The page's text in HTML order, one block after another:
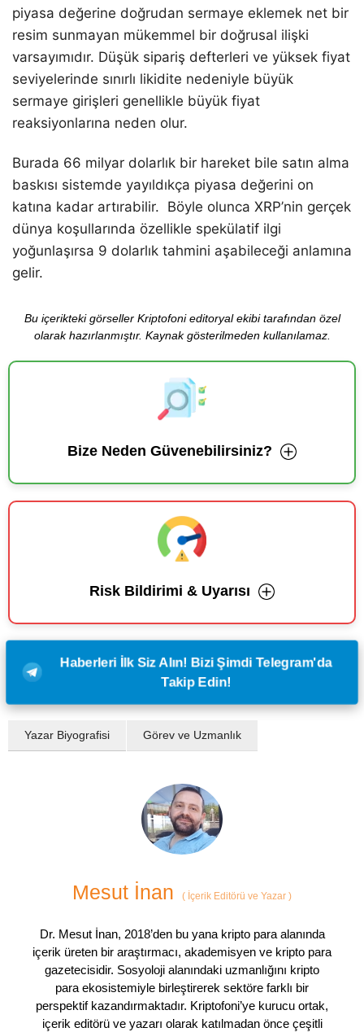
piyasa değerine doğrudan sermaye eklemek net bir
resim sunmayan mükemmel bir doğrusal ilişki
varsayımıdır. Düşük sipariş defterleri ve yüksek fiyat
seviyelerinde sınırlı likidite nedeniyle büyük
sermaye girişleri genellikle büyük fiyat
reaksiyonlarına neden olur.
Burada 66 milyar dolarlık bir hareket bile satın alma
baskısı sistemde yayıldıkça piyasa değerini on
katına kadar artırabilir. Böyle olunca XRP’nin gerçek
dünya koşullarında özellikle spekülatif ilgi
yoğunlaşırsa 9 dolarlık tahmini aşabileceği anlamına
gelir.
Bu içerikteki görseller Kriptofoni editoryal ekibi tarafından özel
olarak hazırlanmıştır. Kaynak gösterilmeden kullanılamaz.
Bize Neden Güvenebilirsiniz?
Risk Bildirimi & Uyarısı
Haberleri İlk Siz Alın! Bizi Şimdi Telegram'da
Takip Edin!
Yazar Biyografisi Görev ve Uzmanlık
Mesut İnan ( İçerik Editörü ve Yazar )
Dr. Mesut İnan, 2018’den bu yana kripto para alanında
içerik üreten bir araştırmacı, akademisyen ve kripto para
gazetecisidir. Sosyoloji alanındaki uzmanlığını kripto
para ekosistemiyle birleştirerek sektöre farklı bir
perspektif kazandırmaktadır. Kriptofoni’ye kurucu ortak,
içerik editörü ve yazarı olarak katılmadan önce çeşitli